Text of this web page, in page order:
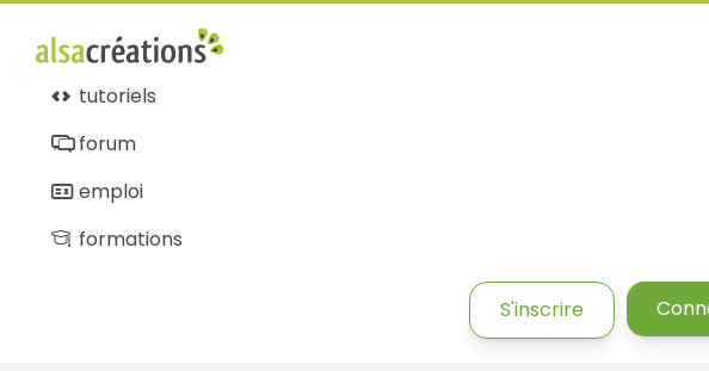
tutoriels
forum
emploi
formations
S'inscrire